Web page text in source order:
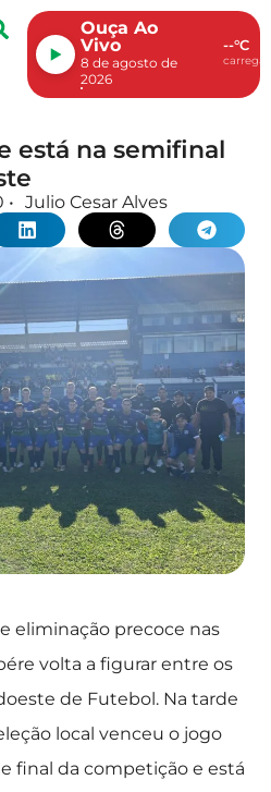
Ouça Ao
Vivo
8 de agosto de
2026
--°C
está na semifinal
• Julio Cesar Alves
eliminação precoce nas
volta a figurar entre os
de Futebol. Na tarde
local venceu o jogo
final da competição e está